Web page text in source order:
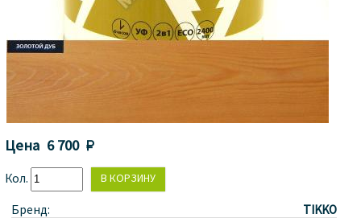
Цена 6 700 
Кол.
Бренд: TIKKO